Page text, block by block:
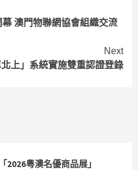
澳門物聯網協會組織交流
Next
上」系統實施雙重認證登錄
2026粵澳名優商品展」